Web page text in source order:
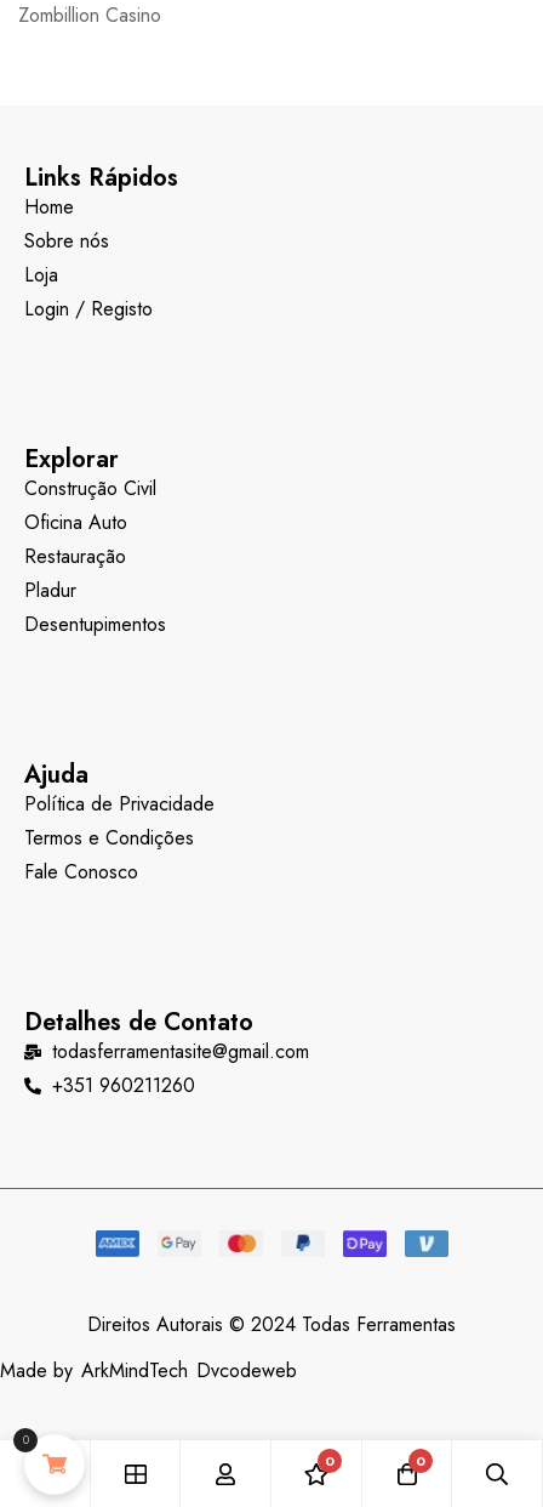
Zombillion Casino
Links Rápidos
Home
Sobre nós
Loja
Login / Registo
Explorar
Construção Civil
Oficina Auto
Restauração
Pladur
Desentupimentos
Ajuda
Política de Privacidade
Termos e Condições
Fale Conosco
Detalhes de Contato
todasferramentasite@gmail.com
+351 960211260
Direitos Autorais © 2024 Todas Ferramentas
Made by ArkMindTech Dvcodeweb
0 0
0